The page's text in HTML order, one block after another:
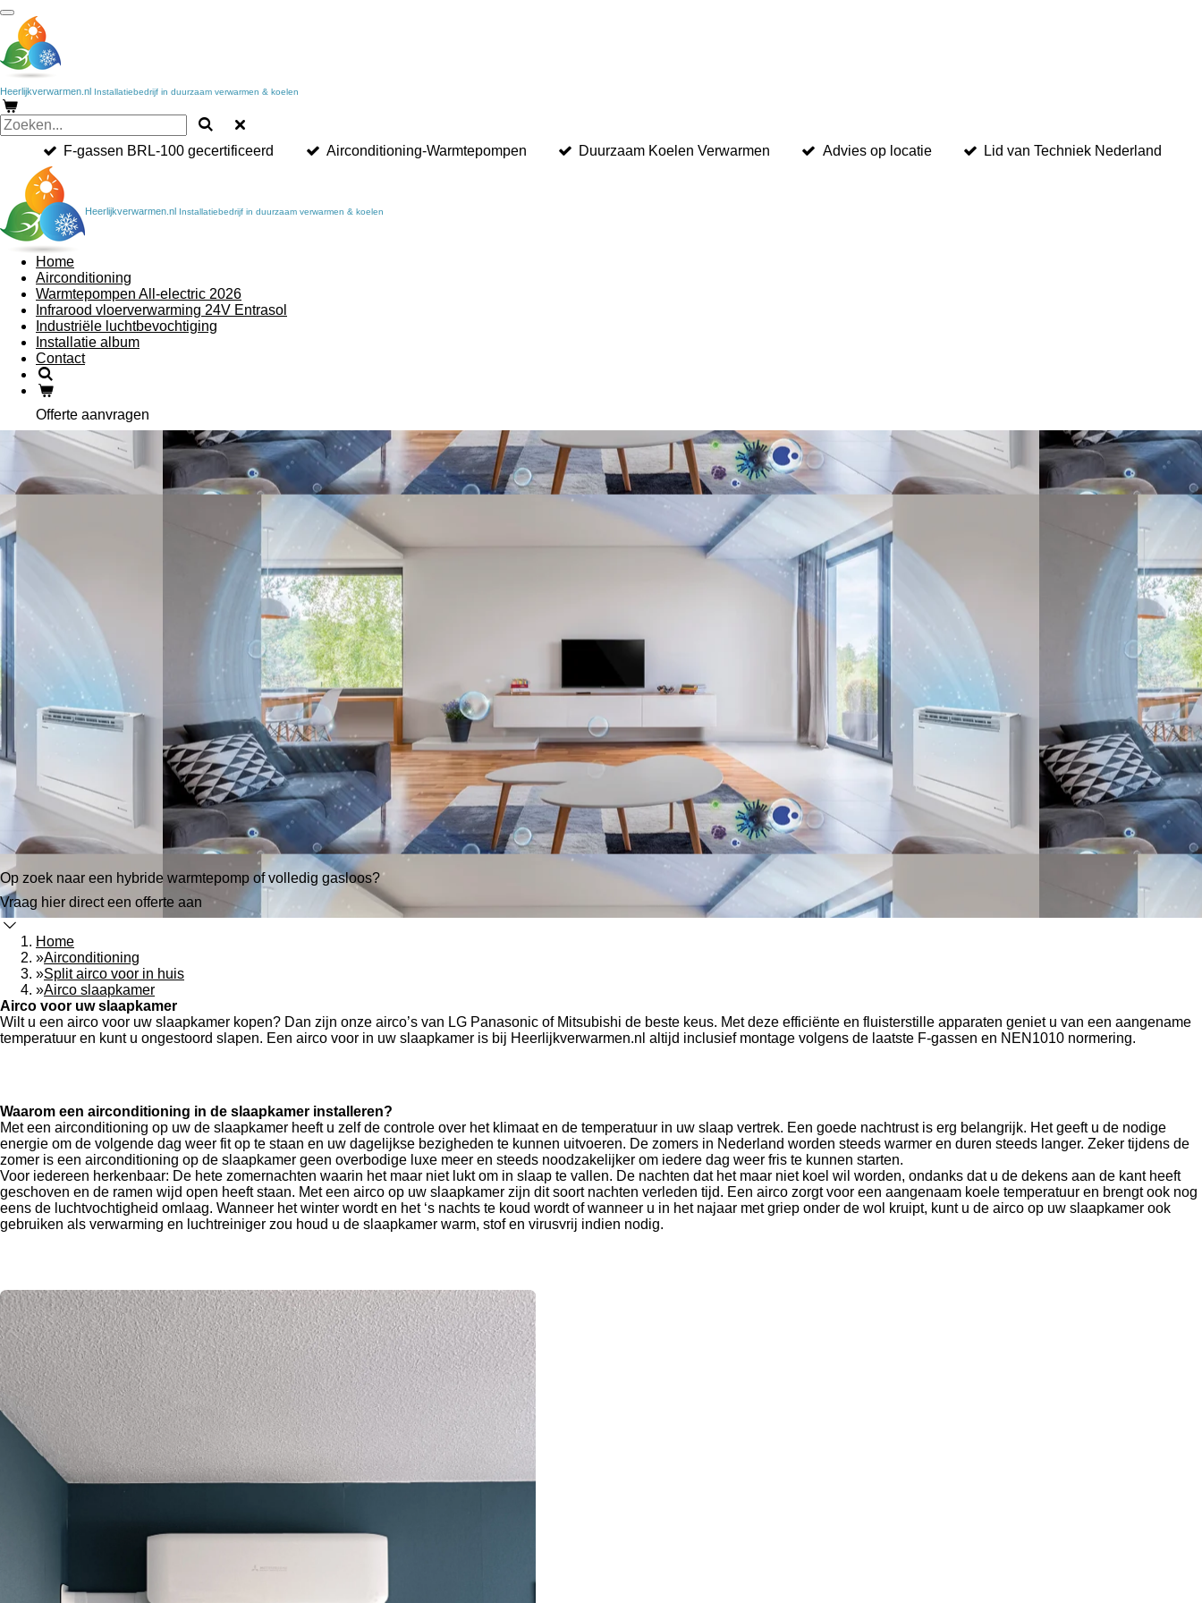
Ga
direct
naar
de
hoofdinhoud
Heerlijkverwarmen.nl Installatiebedrijf in duurzaam verwarmen & koelen
F-gassen BRL-100 gecertificeerd Airconditioning-Warmtepompen Duurzaam Koelen Verwarmen Advies op locatie Lid van Techniek Nederland
Heerlijkverwarmen.nl Installatiebedrijf in duurzaam verwarmen & koelen
Home
Airconditioning
Warmtepompen All-electric 2026
Infrarood vloerverwarming 24V Entrasol
Industriële luchtbevochtiging
Installatie album
Contact
Offerte aanvragen
Op zoek naar een hybride warmtepomp of volledig gasloos?
Vraag hier direct een offerte aan
Home
»Airconditioning
»Split airco voor in huis
»Airco slaapkamer
Airco voor uw slaapkamer
Wilt u een airco voor uw slaapkamer kopen? Dan zijn onze airco’s van LG Panasonic of Mitsubishi de beste keus. Met deze efficiënte en fluisterstille apparaten geniet u van een aangename
temperatuur en kunt u ongestoord slapen. Een airco voor in uw slaapkamer is bij Heerlijkverwarmen.nl altijd inclusief montage volgens de laatste F-gassen en NEN1010 normering.
Waarom een airconditioning in de slaapkamer installeren?
Met een airconditioning op uw de slaapkamer heeft u zelf de controle over het klimaat en de temperatuur in uw slaap vertrek. Een goede nachtrust is erg belangrijk. Het geeft u de nodige
energie om de volgende dag weer fit op te staan en uw dagelijkse bezigheden te kunnen uitvoeren. De zomers in Nederland worden steeds warmer en duren steeds langer. Zeker tijdens de
zomer is een airconditioning op de slaapkamer geen overbodige luxe meer en steeds noodzakelijker om iedere dag weer fris te kunnen starten.
Voor iedereen herkenbaar: De hete zomernachten waarin het maar niet lukt om in slaap te vallen. De nachten dat het maar niet koel wil worden, ondanks dat u de dekens aan de kant heeft
geschoven en de ramen wijd open heeft staan. Met een airco op uw slaapkamer zijn dit soort nachten verleden tijd. Een airco zorgt voor een aangenaam koele temperatuur en brengt ook nog
eens de luchtvochtigheid omlaag. Wanneer het winter wordt en het ‘s nachts te koud wordt of wanneer u in het najaar met griep onder de wol kruipt, kunt u de airco op uw slaapkamer ook
gebruiken als verwarming en luchtreiniger zou houd u de slaapkamer warm, stof en virusvrij indien nodig.